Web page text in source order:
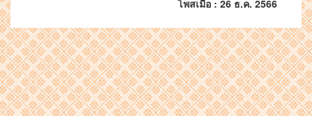
โพสเมื่อ : 26 ธ.ค. 2566